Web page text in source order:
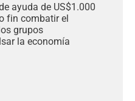
ayuda de US$1.000
fin combatir el
grupos
la economía